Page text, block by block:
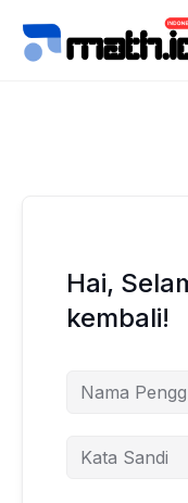
Hai,
kembali!